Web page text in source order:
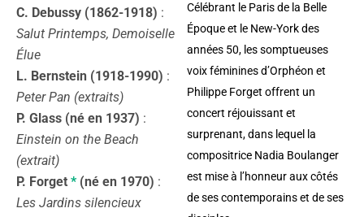
C. Debussy (1862-1918) :
Salut Printemps, Demoiselle
Élue
L. Bernstein (1918-1990) :
Peter Pan (extraits)
P. Glass (né en 1937) :
Einstein on the Beach
(extrait)
P. Forget * (né en 1970) :
Les Jardins silencieux
Célébrant le Paris de la Belle
Époque et le New-York des
années 50, les somptueuses
voix féminines d’Orphéon et
Philippe Forget offrent un
concert réjouissant et
surprenant, dans lequel la
compositrice Nadia Boulanger
est mise à l’honneur aux côtés
de ses contemporains et de ses